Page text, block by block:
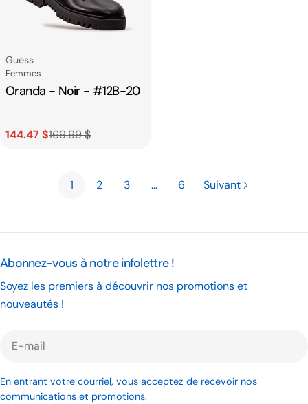
Fournisseur:
Guess
Catégorie
Femmes
Oranda - Noir - #12B-20
Prix
144.47 $
Prix
169.99 $
1 2 3 … 6 Suivant
Abonnez-vous à notre infolettre !
Soyez les premiers à découvrir nos promotions et
nouveautés !
En entrant votre courriel, vous acceptez de recevoir nos
communications et promotions.